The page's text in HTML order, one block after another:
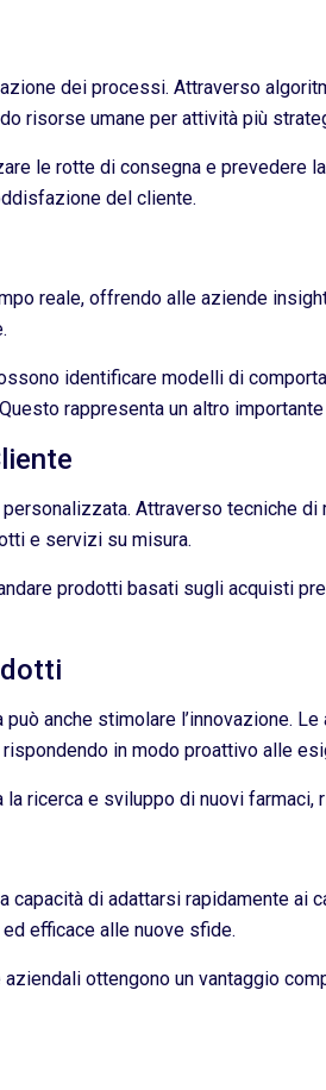
dei processi. Attraverso
risorse umane per attività più
le rotte di consegna e prevedere
del cliente.
reale, offrendo alle aziende
identificare modelli di
rappresenta un altro
Attraverso tecniche
e servizi su misura.
prodotti basati sugli acquisti
anche stimolare l’innovazione.
in modo proattivo alle
ricerca e sviluppo di nuovi
di adattarsi rapidamente ai
efficace alle nuove sfide.
ottengono un vantaggio